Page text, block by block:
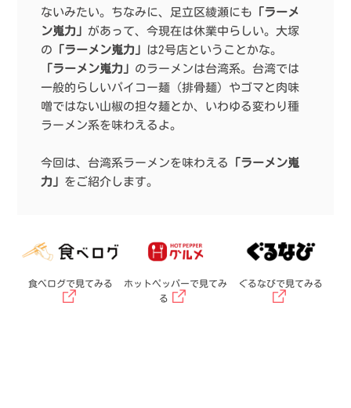
ないみたい。ちなみに、足立区綾瀬にも 「ラーメ
ン嵬力」 があって、今現在は休業中らしい。大塚
の 「ラーメン嵬力」 は2号店ということかな。
「ラーメン嵬力」 のラーメンは台湾系。台湾では
一般的らしいパイコー麺（排骨麺）やゴマと肉味
噌ではない山椒の担々麺とか、いわゆる変わり種
ラーメン系を味わえるよ。
今回は、台湾系ラーメンを味わえる
「ラーメン嵬
力」 をご紹介します。
食べログで見てみる
ホットペッパーで見てみ
る
ぐるなびで見てみる